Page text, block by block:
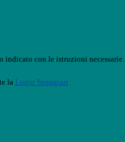
indicato con le istruzioni necessarie.
la Login Spaggiari